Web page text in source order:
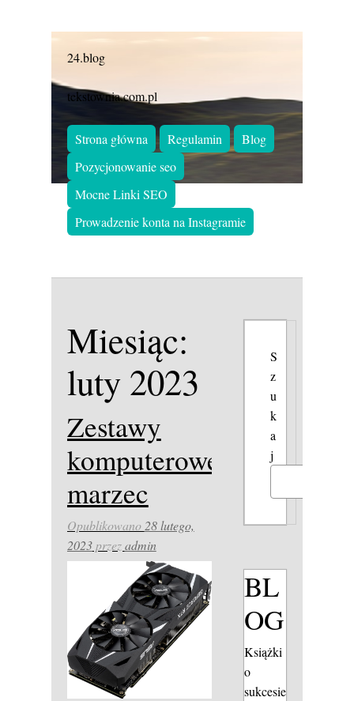
24.blog
tekstownia.com.pl
Strona główna Regulamin
Blog
Pozycjonowanie seo
Mocne Linki SEO
Prowadzenie konta na Instagramie
Miesiąc:
luty 2023
Zestawy
komputerowe
marzec
Opublikowano 28 lutego,
2023przezadmin
S
z
u
k
a
j
BL
OG
Książki
o
sukcesie